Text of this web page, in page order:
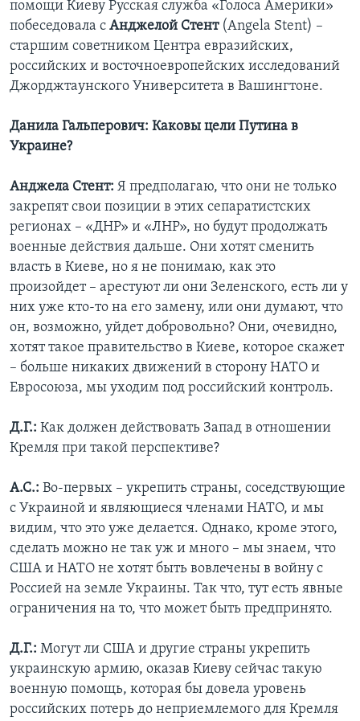
помощи Киеву Русская служба «Голоса Америки»
побеседовала с Анджелой Стент (Angela Stent) –
старшим советником Центра евразийских,
российских и восточноевропейских исследований
Джорджтаунского Университета в Вашингтоне.
Данила Гальперович: Каковы цели Путина в
Украине?
Анджела Стент: Я предполагаю, что они не только
закрепят свои позиции в этих сепаратистских
регионах – «ДНР» и «ЛНР», но будут продолжать
военные действия дальше. Они хотят сменить
власть в Киеве, но я не понимаю, как это
произойдет – арестуют ли они Зеленского, есть ли у
них уже кто-то на его замену, или они думают, что
он, возможно, уйдет добровольно? Они, очевидно,
хотят такое правительство в Киеве, которое скажет
– больше никаких движений в сторону НАТО и
Евросоюза, мы уходим под российский контроль.
Д.Г.: Как должен действовать Запад в отношении
Кремля при такой перспективе?
А.С.: Во-первых – укрепить страны, соседствующие
с Украиной и являющиеся членами НАТО, и мы
видим, что это уже делается. Однако, кроме этого,
сделать можно не так уж и много – мы знаем, что
США и НАТО не хотят быть вовлечены в войну с
Россией на земле Украины. Так что, тут есть явные
ограничения на то, что может быть предпринято.
Д.Г.: Могут ли США и другие страны укрепить
украинскую армию, оказав Киеву сейчас такую
военную помощь, которая бы довела уровень
российских потерь до неприемлемого для Кремля